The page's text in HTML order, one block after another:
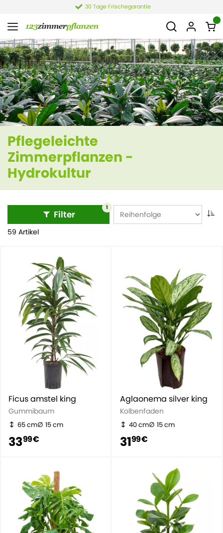
30 Tage Frischegarantie
Pflegeleichte
Zimmerpflanzen -
Hydrokultur
Filter
1
59 Artikel
Ficus amstel king
Gummibaum
65 cm 15 cm
3399 €
Aglaonema silver king
Kolbenfaden
40 cm 15 cm
3199 €